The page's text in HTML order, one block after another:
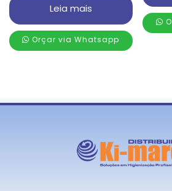
Leia mais
Orçar via Whatsapp